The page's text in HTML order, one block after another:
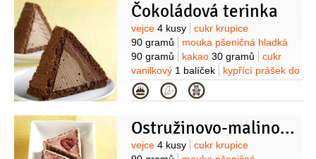
150 gramů
cukr moučkový
150 gramů
mléko
2,5 decilitru
žloutek 2 kusy
mouka
pšeničná hladká
50 gramů
cukr
vanilkový 1/2 balíčku
Čokoládová terinka
Suroviny
vejce 4 kusy
cukr krupice
90 gramů
mouka pšeničná hladká
90 gramů
kakao 30 gramů
cukr
vanilkový 1 balíček
kypřící prášek do
pečiva1/2 balíčku
Mascarpone500 gramů
čokoláda
šlehání 200 gramů
čokoláda mléčná
150 gramů
cukr moučkový
100 gramů
želatina 8 plátků
Kategorie
Ostružinovo-malinové trojúhelníčky
Suroviny
vejce 4 kusy
cukr krupice